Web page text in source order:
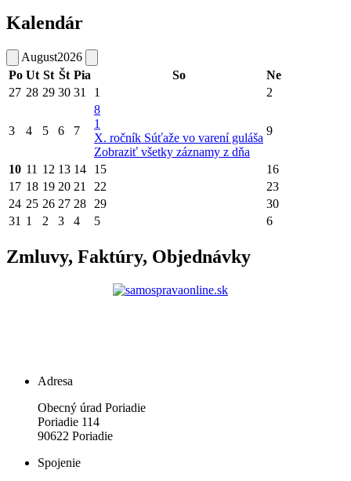
Kalendár
August2026
Po Ut St Št Pia So
Ne
27 28 29 30 31 1 2
3 4 5 6 7
8
1
X. ročník Súťaže vo varení guláša
Zobraziť všetky záznamy z dňa
9
10 11 12 13 14 15
16
17 18 19 20 21 22
23
24 25 26 27 28 29
30
31 1 2 3 4 5 6
Zmluvy, Faktúry, Objednávky
Adresa
Obecný úrad Poriadie
Poriadie 114
90622 Poriadie
Spojenie